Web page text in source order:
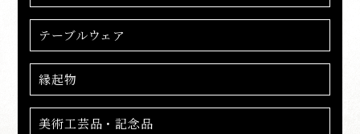
テーブルウェア
縁起物
美術工芸品・記念品